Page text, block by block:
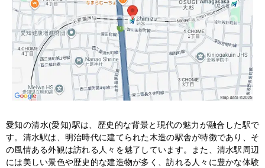
愛知の清水(愛知)駅は、歴史的な背景と現代の魅力が融合した駅で
す。清水駅は、明治時代に建てられた木造の駅舎が特徴であり、そ
の風情ある外観は訪れる人々を魅了しています。また、清水駅周辺
には美しい景色や歴史的な建造物が多く、訪れる人々に豊かな体験